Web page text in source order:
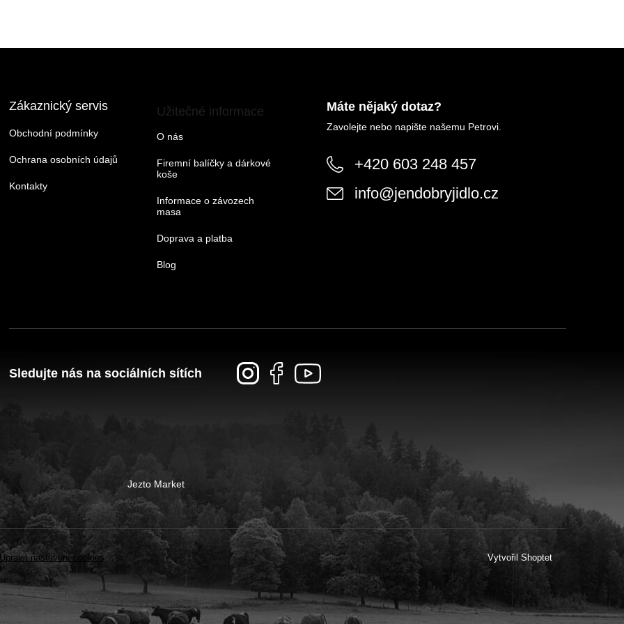
Zákaznický servis
Obchodní podmínky
Ochrana osobních údajů
Kontakty
Užitečné informace
O nás
Firemní balíčky a dárkové
koše
Informace o závozech
masa
Doprava a platba
Blog
Máte nějaký dotaz?
Zavolejte nebo napište našemu Petrovi.
+420 603 248 457
info@jendobryjidlo.cz
Sledujte nás na sociálních sítích
Jezto Market
Vytvořil Shoptet
Upravit nastavení cookies